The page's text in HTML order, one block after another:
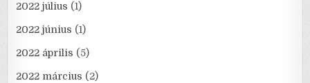
2022 július (1)
2022 június (1)
2022 április (5)
2022 március (2)